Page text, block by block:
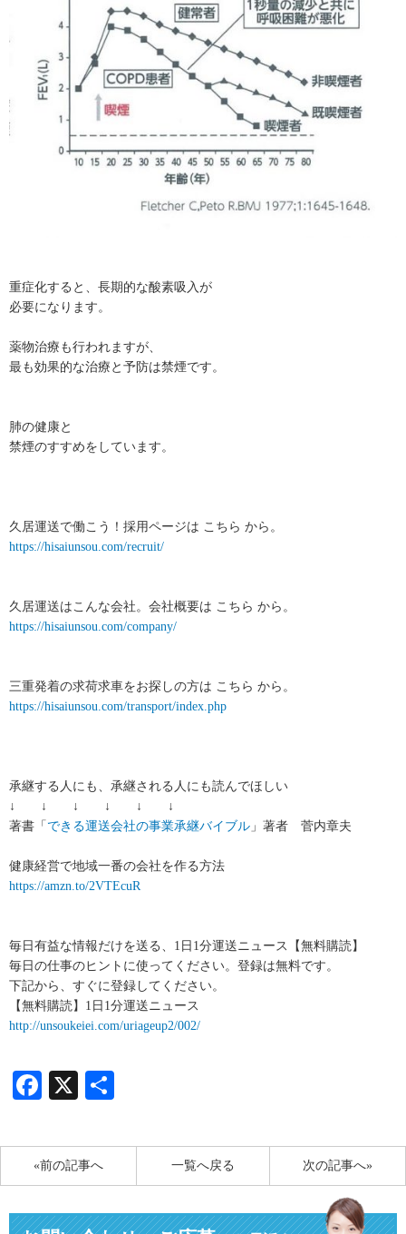
重症化すると、長期的な酸素吸入が
必要になります。
薬物治療も行われますが、
最も効果的な治療と予防は禁煙です。
肺の健康と
禁煙のすすめをしています。
久居運送で働こう！採用ページは こちら から。
https://hisaiunsou.com/recruit/
久居運送はこんな会社。会社概要は こちら から。
https://hisaiunsou.com/company/
三重発着の求荷求車をお探しの方は こちら から。
https://hisaiunsou.com/transport/index.php
承継する人にも、承継される人にも読んでほしい
↓ ↓ ↓ ↓ ↓ ↓
著書「 できる運送会社の事業承継バイブル 」著者 菅内章夫
健康経営で地域一番の会社を作る方法
https://amzn.to/2VTEcuR
毎日有益な情報だけを送る、1日1分運送ニュース【無料購読】
毎日の仕事のヒントに使ってください。登録は無料です。
下記から、すぐに登録してください。
【無料購読】1日1分運送ニュース
http://unsoukeiei.com/uriageup2/002/
Facebook
X
«前の記事へ 次の記事へ»
一覧へ戻る